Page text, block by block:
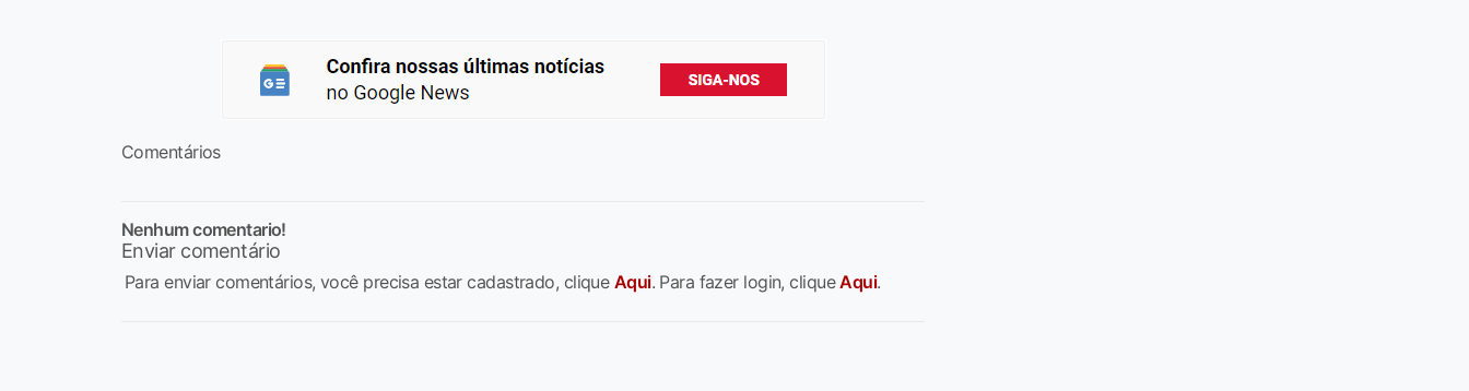
Comentários
Nenhum comentario!
Enviar comentário
Para enviar comentários, você precisa estar cadastrado, clique Aqui. Para fazer login, cliqueAqui.